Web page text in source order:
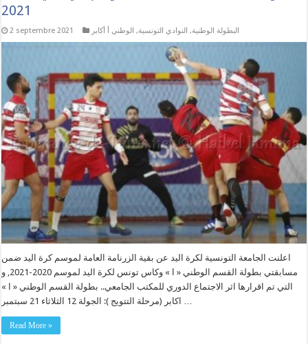
2021
2 septembre 2021 البطولة الوطنية, النوادي التونسية, الوطني أ أكابر
اعلنت الجامعة التونسية لكرة اليد عن بقية الزرنامة العامة لموسم كرة اليد ضمن
مسابقتي بطولة القسم الوطني « ا » وكاس تونس لكرة اليد لموسم 2020-2021, و
التي تم اقرارها اثر الاجتماع الدوري للمكتب الجامعي.. بطولة القسم الوطني « ا »
اكابر (مرحلة التتويج ): الجولة 12 الثلاثاء 21 سبتمبر …
Read More »